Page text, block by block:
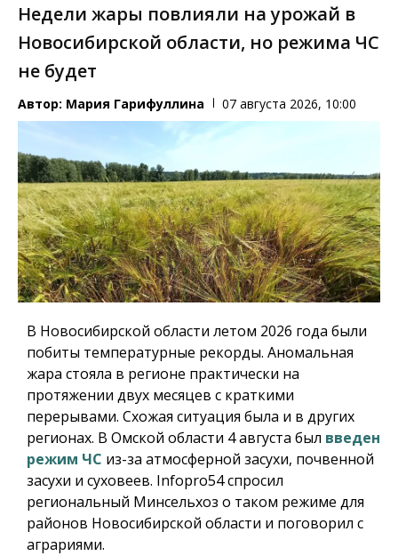
Недели жары повлияли на урожай в
Новосибирской области, но режима ЧС
не будет
Автор: Мария Гарифуллина 07 августа 2026, 10:00
В Новосибирской области летом 2026 года были
побиты температурные рекорды. Аномальная
жара стояла в регионе практически на
протяжении двух месяцев с краткими
перерывами. Схожая ситуация была и в других
регионах. В Омской области 4 августа был введен
режим ЧС из-за атмосферной засухи, почвенной
засухи и суховеев. Infopro54спросил
региональный Минсельхоз о таком режиме для
районов Новосибирской области и поговорил с
аграриями.